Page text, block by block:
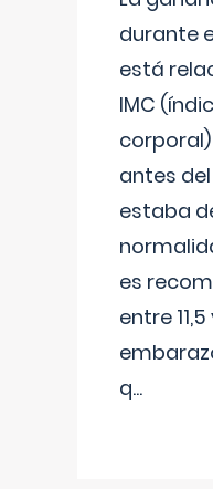
durante
está
IMC
antes
estaba
es
entre
q...